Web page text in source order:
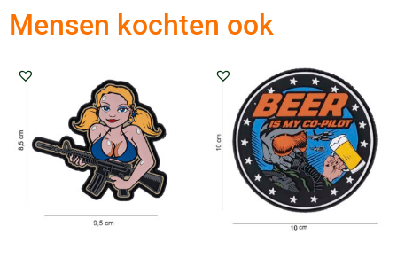
Mensen kochten ook